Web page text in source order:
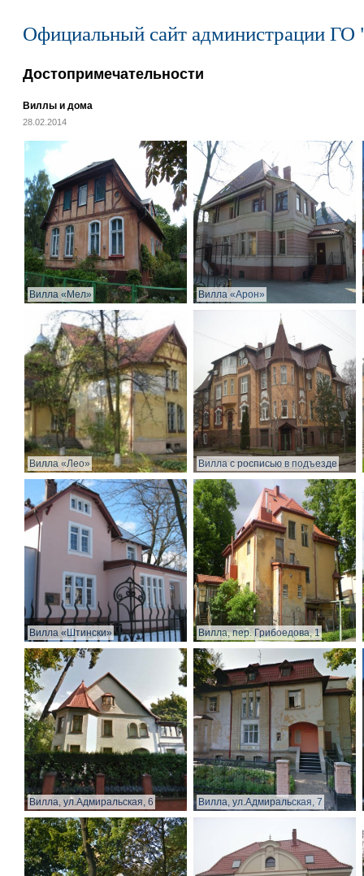
Официальный сайт администрации ГО
Достопримечательности
Виллы и дома
28.02.2014
Вилла «Мел» Вилла «Арон»
Вилла «Лео» Вилла с росписью в подъезде
Вилла «Штински» Вилла, пер. Грибоедова, 1
Вилла, ул.Адмиральская, 6 Вилла, ул.Адмиральская, 7